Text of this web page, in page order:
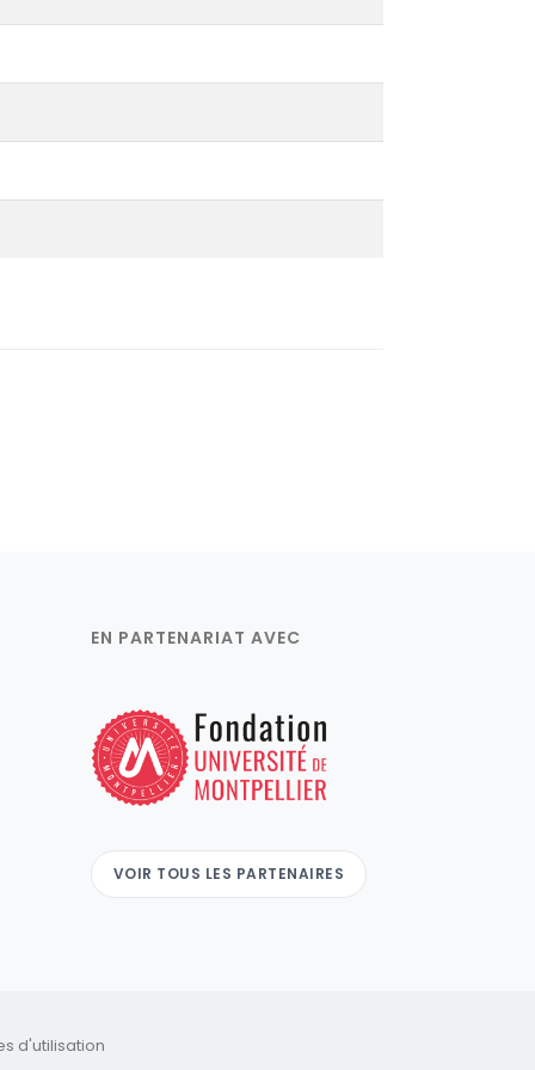
EN PARTENARIAT AVEC
VOIR TOUS LES PARTENAIRES
d'utilisation